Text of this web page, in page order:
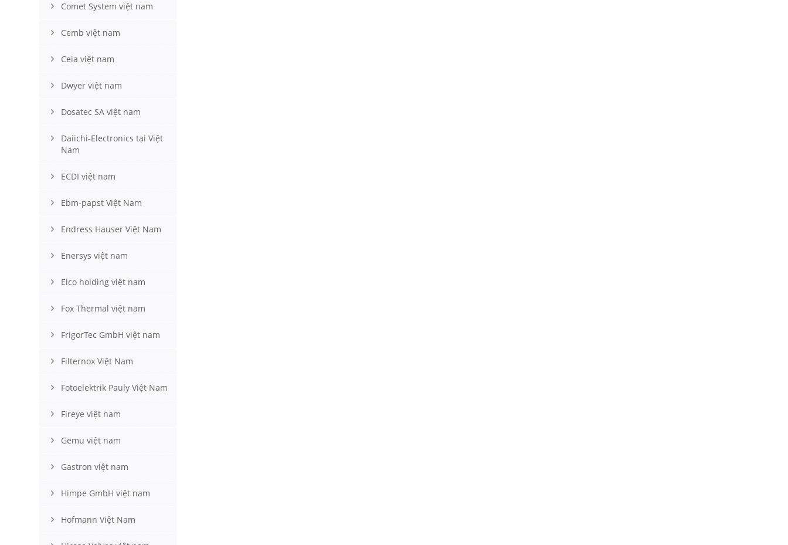
Comet System việt nam
Cemb việt nam
Ceia việt nam
Dwyer việt nam
Dosatec SA việt nam
Daiichi-Electronics tại Việt
Nam
ECDI việt nam
Ebm-papst Việt Nam
Endress Hauser Việt Nam
Enersys việt nam
Elco holding việt nam
Fox Thermal việt nam
FrigorTec GmbH việt nam
Filternox Việt Nam
Fotoelektrik Pauly Việt Nam
Fireye việt nam
Gemu việt nam
Gastron việt nam
Himpe GmbH việt nam
Hofmann Việt Nam